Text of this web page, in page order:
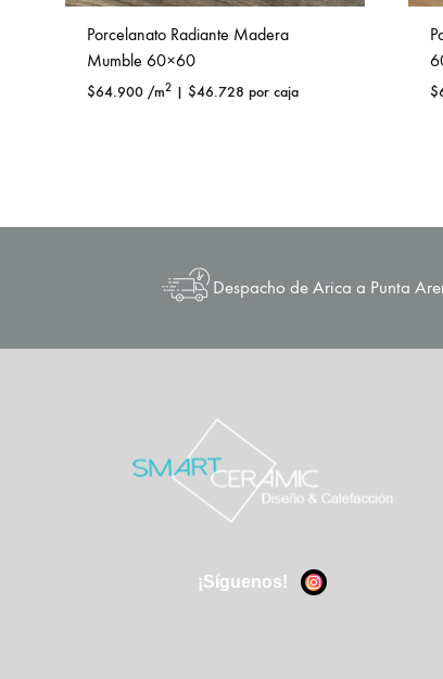
Porcelanato Radiante Madera
Mumble 60×60
$64.900 /m2 | $46.728 por caja $
Despacho de Arica a Punta
¡Síguenos!